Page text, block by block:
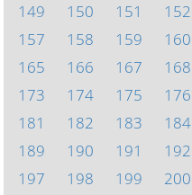
149
150 151 152
157
158 159 160
165
166 167 168
173
174 175 176
181
182 183 184
189
190 191 192
197
198 199 200